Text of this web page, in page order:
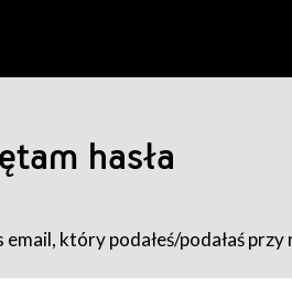
hasła
który podałeś/podałaś